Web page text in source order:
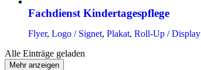
Fachdienst Kindertagespflege
Flyer, Logo / Signet, Plakat, Roll-Up / Display
Alle Einträge geladen
Mehr anzeigen